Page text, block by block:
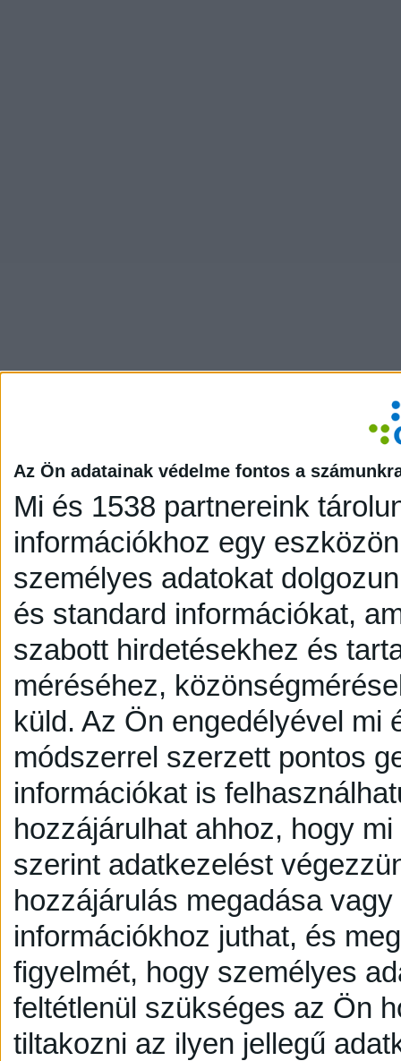
Az Ön adatainak védelme fontos a
Mi és 1538 partnereink
információkhoz egy
személyes adatokat
és standard információkat,
szabott hirdetésekhez és
méréséhez,
küld. Az Ön engedélyével mi
módszerrel szerzett pontos
információkat is
hozzájárulhat ahhoz, hogy
szerint adatkezelést
hozzájárulás megadása
információkhoz juthat, és
figyelmét, hogy személyes
feltétlenül szükséges az Ön
tiltakozni az ilyen jellegű